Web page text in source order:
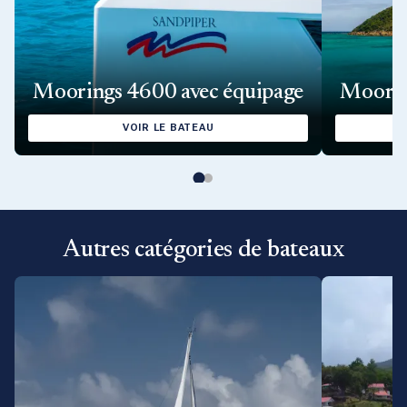
Moorings 4600 avec équipage
VOIR LE BATEAU
Autres catégories de bateaux